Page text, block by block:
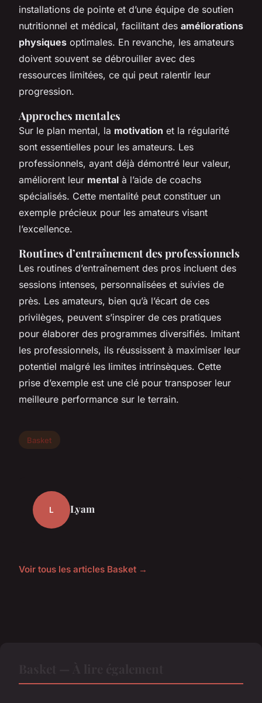
installations de pointe et d’une équipe de soutien
nutritionnel et médical, facilitant des améliorations
physiques optimales. En revanche, les amateurs
doivent souvent se débrouiller avec des
ressources limitées, ce qui peut ralentir leur
progression.
Approches mentales
Sur le plan mental, la motivation et la régularité
sont essentielles pour les amateurs. Les
professionnels, ayant déjà démontré leur valeur,
améliorent leur mental à l’aide de coachs
spécialisés. Cette mentalité peut constituer un
exemple précieux pour les amateurs visant
l’excellence.
Routines d’entraînement des professionnels
Les routines d’entraînement des pros incluent des
sessions intenses, personnalisées et suivies de
près. Les amateurs, bien qu’à l’écart de ces
privilèges, peuvent s’inspirer de ces pratiques
pour élaborer des programmes diversifiés. Imitant
les professionnels, ils réussissent à maximiser leur
potentiel malgré les limites intrinsèques. Cette
prise d’exemple est une clé pour transposer leur
meilleure performance sur le terrain.
Basket
L Lyam
Voir tous les articles Basket →